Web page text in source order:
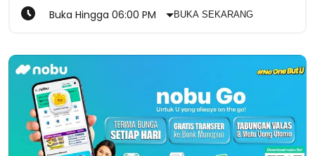
Buka Hingga 06:00 PM
BUKA SEKARANG